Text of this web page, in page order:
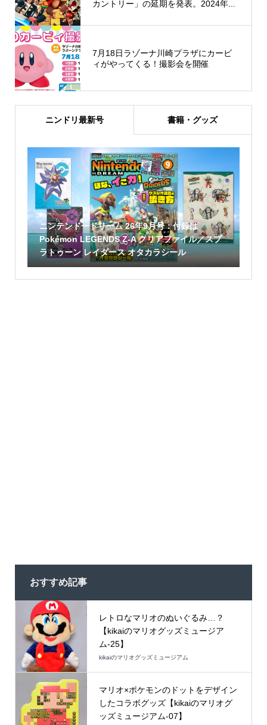
カントリー」の延期を発表。2024年...
7月18日ラゾーナ川崎プラザにカービ
ィがやってくる！撮影会を開催
ニンドリ最新号 書籍・グッズ
ニンテンドードリーム 26年9月号：付録は
Pokémon LEGENDS Z-A クリアファイル／スプ
ラトゥーン レイダース オタカラシール
おすすめ記事
レトロなマリオのぬいぐるみ…？
【kikaiのマリオグッズミュージア
ム-25】
kikaiのマリオグッズミュージアム
マリオ×ポケモンのドットをデザイン
したコラボグッズ【kikaiのマリオグ
ッズミュージアム-07】